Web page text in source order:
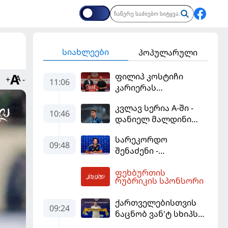
+ -
სიახლეები პოპულარული
11:06
ფილიპ კოსტიჩი
კარიერას
განაგრძობს
10:46
კვლავ სერია A-ში -
დანიელ მალდინი
ღირსებას დაიცავს
09:48
სარეკორდო
შენაძენი -
ლიგის მორიგ გუნდში
გადავიდა
ფეხბურთის
რუბრიკის სპონსორი
09:24
ქართველებისთვის
ნაცნობ ვან'ტ სხიპს